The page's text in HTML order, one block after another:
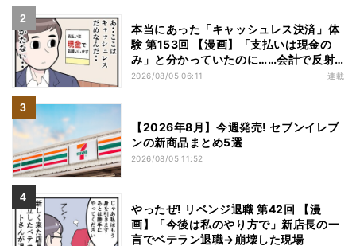
本当にあった「キャッシュレス決済」体
験 第153回 【漫画】「支払いは現金の
み」と分かっていたのに……会計で反射
的に出してしまったものは
2026/08/05 06:11 連載
【2026年8月】今週発売! セブンイレブ
ンの新商品まとめ5選
2026/08/05 11:52
やったぜ! リベンジ退職 第42回 【漫
画】「今後は私のやり方で」新店長の一
言でベテラン退職→崩壊した現場